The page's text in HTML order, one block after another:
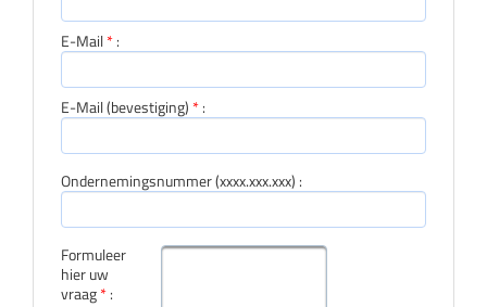
E-Mail*:
E-Mail (bevestiging) *:
Ondernemingsnummer (xxxx.xxx.xxx) :
Formuleer
hier uw
vraag*: